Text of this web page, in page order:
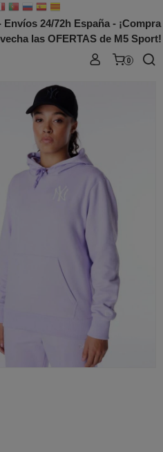
24/72h España - ¡Compra
las OFERTAS de M5 Sport!
0